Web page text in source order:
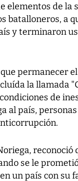
elementos de la
batalloneros, a
y terminaron
permanecer
la llamada
de
al país, personas
reconoció
se le
un país con su